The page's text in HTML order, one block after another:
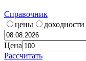
Справочник
цены
доходности
Цена
Рассчитать